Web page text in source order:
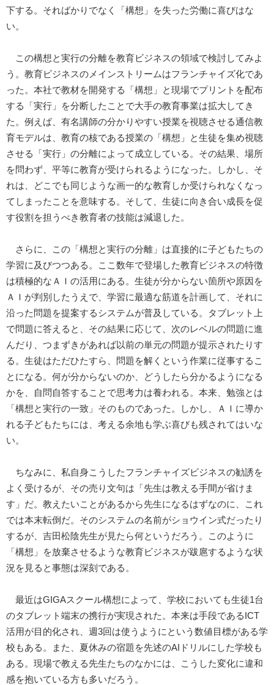
下する。そればかりでなく「構想」を失った労働に喜びはな
い。
この構想と実行の分離を教育ビジネスの領域で検討してみよ
う。教育ビジネスのメインストリームはフランチャイズ化であ
った。本社で教材を開発する「構想」と現場でプリントを配布
する「実行」を分断したことで大手の教育事業は拡大してき
た。例えば、有名講師の分かりやすい授業を視聴させる通信教
育モデルは、教育の核である授業の「構想」と生徒を集め視聴
させる「実行」の分離によって成立している。その結果、場所
を問わず、平等に教育が受けられるようになった。しかし、そ
れは、どこでも同じような画一的な教育しか受けられなくなっ
てしまったことを意味する。そして、生徒に向き合い成長を促
す役割を担うべき教育者の技能は減退した。
さらに、この「構想と実行の分離」は直接的に子どもたちの
学習に及びつつある。ここ数年で登場した教育ビジネスの特徴
は積極的なＡＩの活用にある。生徒が分からない箇所や原因を
ＡＩが判別したうえで、学習に最適な筋道を計画して、それに
沿った問題を提案するシステムが普及している。タブレット上
で問題に答えると、その結果に応じて、次のレベルの問題に進
んだり、つまずきがあれば以前の単元の問題が提示されたりす
る。生徒はただひたすら、問題を解くという作業に従事するこ
とになる。何が分からないのか、どうしたら分かるようになる
かを、自問自答することで思考力は養われる。本来、勉強とは
「構想と実行の一致」そのものであった。しかし、ＡＩに導か
れる子どもたちには、考える余地も学ぶ喜びも残されてはいな
い。
ちなみに、私自身こうしたフランチャイズビジネスの勧誘を
よく受けるが、その売り文句は「先生は教える手間が省けま
す」だ。教えたいことがあるから先生になるはずなのに、これ
では本末転倒だ。そのシステムの名前がショウイン式だったり
するが、吉田松陰先生が見たら何というだろう。このように
「構想」を放棄させるような教育ビジネスが跋扈するような状
況を見ると事態は深刻である。
最近はGIGAスクール構想によって、学校においても生徒1台
のタブレット端末の携行が実現された。本来は手段であるICT
活用が目的化され、週3回は使うようにという数値目標がある学
校もある。また、夏休みの宿題を先述のAIドリルにした学校も
ある。現場で教える先生たちのなかには、こうした変化に違和
感を抱いている方も多いだろう。